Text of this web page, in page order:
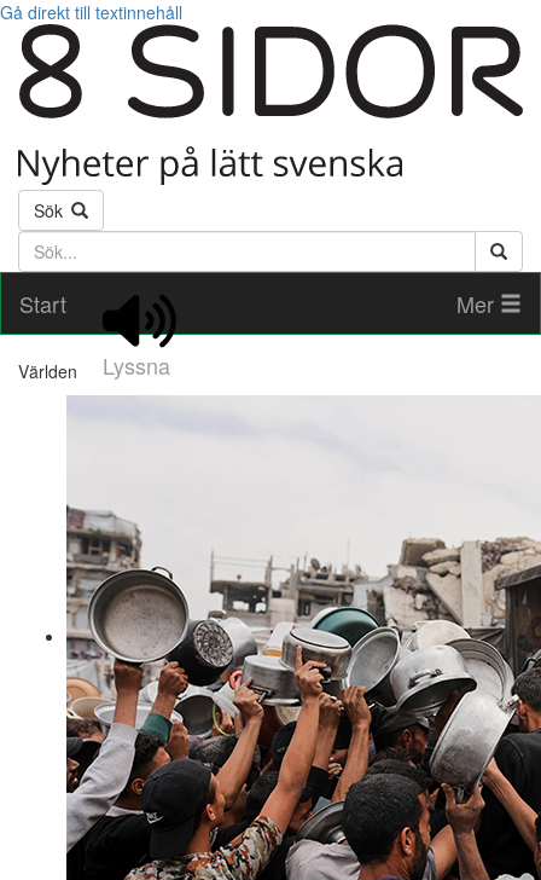
Gå direkt till textinnehåll
Sök
Söktext
Start
Lyssna
Mer
Världen